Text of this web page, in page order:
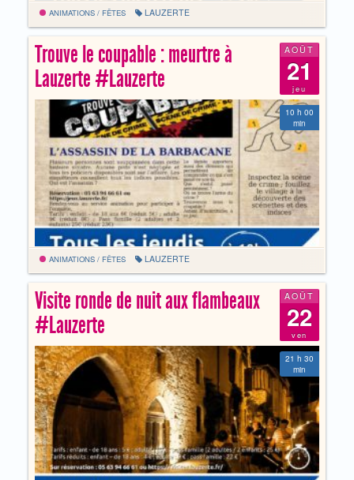
ANIMATIONS / FÊTES LAUZERTE
AOÛT
21
jeu
Trouve le coupable : meurtre à
Lauzerte #Lauzerte
10 h 00
min
ANIMATIONS / FÊTES LAUZERTE
AOÛT
22
ven
Visite ronde de nuit aux flambeaux
#Lauzerte
21 h 30
min